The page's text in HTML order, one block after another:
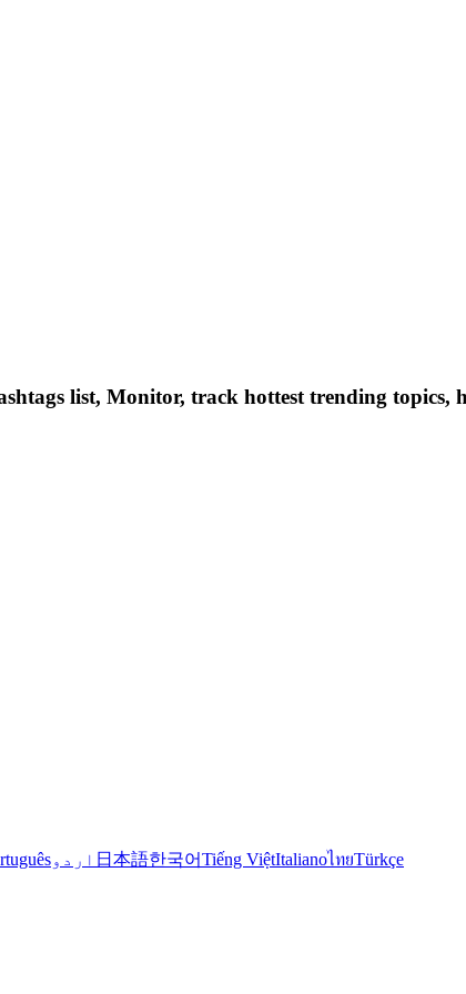
list, Monitor, track hottest trending topics,
اردو 日本語한국어Tiếng ViệtItalianoไทยTürkçe